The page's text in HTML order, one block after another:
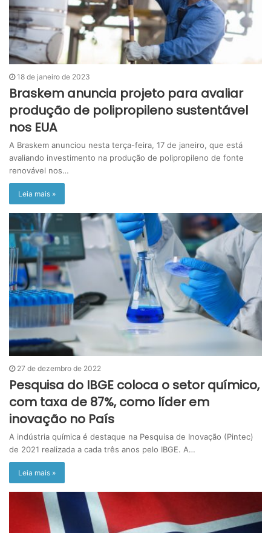
18 de janeiro de 2023
Braskem anuncia projeto para avaliar
produção de polipropileno sustentável
nos EUA
A Braskem anunciou nesta terça-feira, 17 de janeiro, que está
avaliando investimento na produção de polipropileno de fonte
renovável nos…
Leia mais »
27 de dezembro de 2022
Pesquisa do IBGE coloca o setor químico,
com taxa de 87%, como líder em
inovação no País
A indústria química é destaque na Pesquisa de Inovação (Pintec)
de 2021 realizada a cada três anos pelo IBGE. A…
Leia mais »